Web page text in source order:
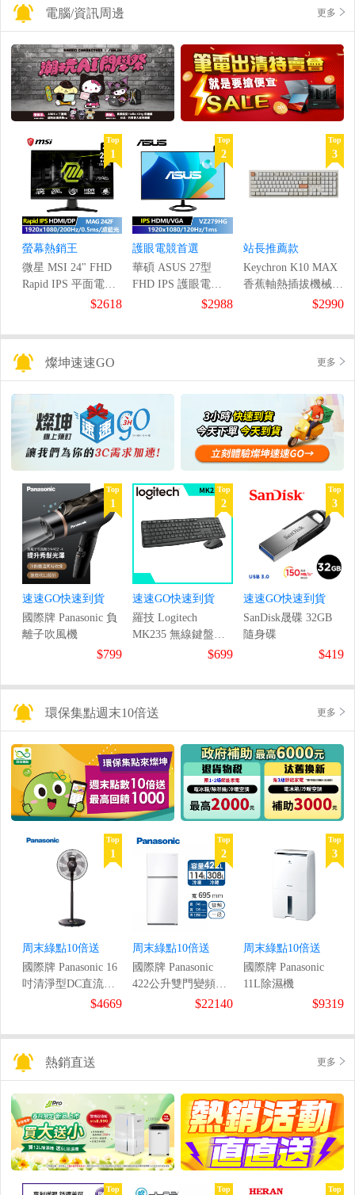
電腦/資訊周邊 更多
Top
1
螢幕熱銷王
微星 MSI 24" FHD
Rapid IPS 平面電競
$2618
Top
2
護眼電競首選
華碩 ASUS 27型
FHD IPS 護眼電競
$2988
Top
3
站長推薦款
Keychron K10 MAX
香蕉軸熱插拔機械鍵
$2990
燦坤速速GO 更多
Top
1
速速GO快速到貨
國際牌 Panasonic 負
離子吹風機
$799
Top
2
速速GO快速到貨
羅技 Logitech
MK235 無線鍵盤滑
$699
Top
3
速速GO快速到貨
SanDisk晟碟 32GB
隨身碟
$419
環保集點週末10倍送 更多
Top
1
周末綠點10倍送
國際牌 Panasonic 16
吋清淨型DC直流風
$4669
Top
2
周末綠點10倍送
國際牌 Panasonic
422公升雙門變頻冰
$22140
Top
3
周末綠點10倍送
國際牌 Panasonic
11L除濕機
$9319
熱銷直送 更多
Top Top Top